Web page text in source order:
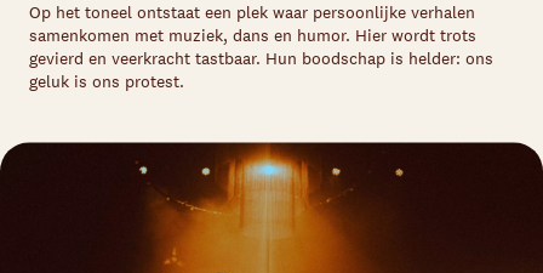
Op het toneel ontstaat een plek waar persoonlijke verhalen
samenkomen met muziek, dans en humor. Hier wordt trots
gevierd en veerkracht tastbaar. Hun boodschap is helder: ons
geluk is ons protest.